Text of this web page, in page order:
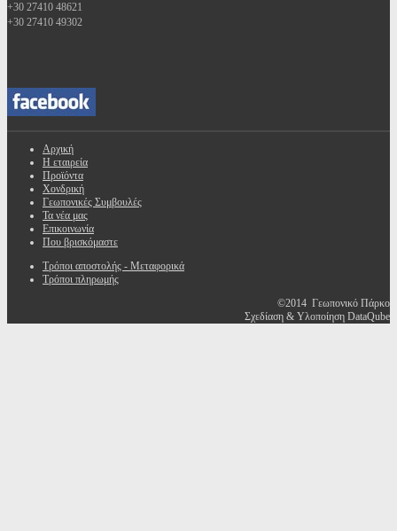
+30 27410 48621
+30 27410 49302
Αρχική
Η εταιρεία
Προϊόντα
Χονδρική
Γεωπονικές Συμβουλές
Τα νέα μας
Επικοινωνία
Που βρισκόμαστε
Τρόποι αποστολής - Μεταφορικά
Τρόποι πληρωμής
©2014 Γεωπονικό Πάρκο
Σχεδίαση & Υλοποίηση DataQube